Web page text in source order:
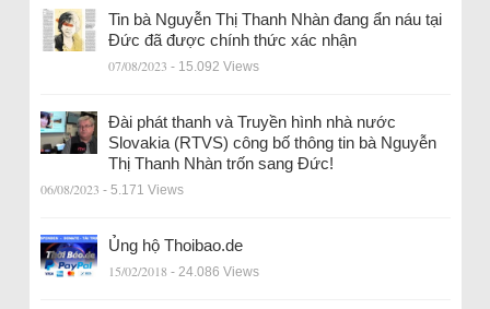
Tin bà Nguyễn Thị Thanh Nhàn đang ẩn náu tại
Đức đã được chính thức xác nhận
07/08/2023 - 15.092 Views
Đài phát thanh và Truyền hình nhà nước
Slovakia (RTVS) công bố thông tin bà Nguyễn
Thị Thanh Nhàn trốn sang Đức!
06/08/2023 - 5.171 Views
Ủng hộ Thoibao.de
15/02/2018 - 24.086 Views